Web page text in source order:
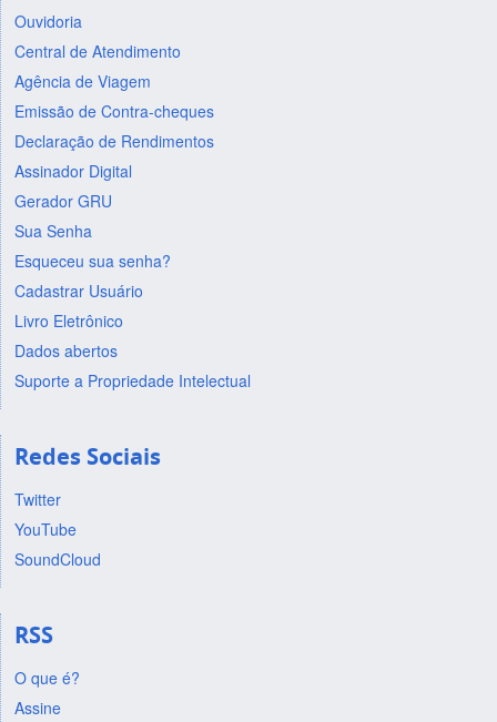
Ouvidoria
Central de Atendimento
Agência de Viagem
Emissão de Contra-cheques
Declaração de Rendimentos
Assinador Digital
Gerador GRU
Sua Senha
Esqueceu sua senha?
Cadastrar Usuário
Livro Eletrônico
Dados abertos
Suporte a Propriedade Intelectual
Redes Sociais
Twitter
YouTube
SoundCloud
RSS
O que é?
Assine